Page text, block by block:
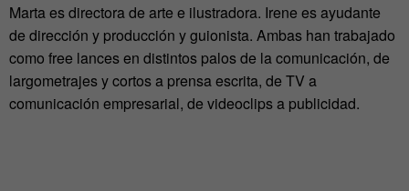
Marta es directora de arte e ilustradora. Irene es ayudante
de dirección y producción y guionista. Ambas han trabajado
como free lances en distintos palos de la comunicación, de
largometrajes y cortos a prensa escrita, de TV a
comunicación empresarial, de videoclips a publicidad.